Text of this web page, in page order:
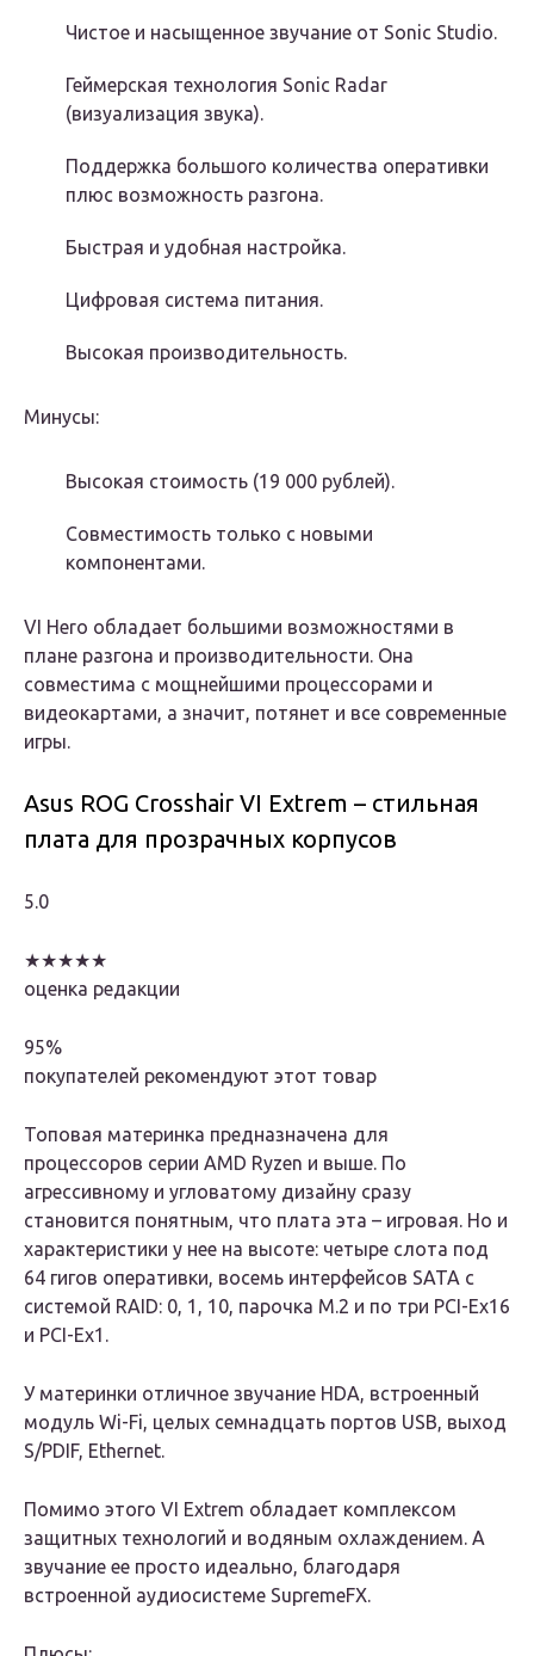
Чистое и насыщенное звучание от Sonic Studio.
Геймерская технология Sonic Radar
(визуализация звука).
Поддержка большого количества оперативки
плюс возможность разгона.
Быстрая и удобная настройка.
Цифровая система питания.
Высокая производительность.
Минусы:
Высокая стоимость (19 000 рублей).
Совместимость только с новыми
компонентами.
VI Hero обладает большими возможностями в
плане разгона и производительности. Она
совместима с мощнейшими процессорами и
видеокартами, а значит, потянет и все современные
игры.
Asus ROG Crosshair VI Extrem – стильная
плата для прозрачных корпусов
5.0
★★★★★
оценка редакции
95%
покупателей рекомендуют этот товар
Топовая материнка предназначена для
процессоров серии АМD Ryzen и выше. По
агрессивному и угловатому дизайну сразу
становится понятным, что плата эта – игровая. Но и
характеристики у нее на высоте: четыре слота под
64 гигов оперативки, восемь интерфейсов SATA c
системой RAID: 0, 1, 10, парочка М.2 и по три PCI-Ex16
и PCI-Ex1.
У материнки отличное звучание HDA, встроенный
модуль Wi-Fi, целых семнадцать портов USB, выход
S/PDIF, Ethernet.
Помимо этого VI Extrem обладает комплексом
защитных технологий и водяным охлаждением. А
звучание ее просто идеально, благодаря
встроенной аудиосистеме SupremeFX.